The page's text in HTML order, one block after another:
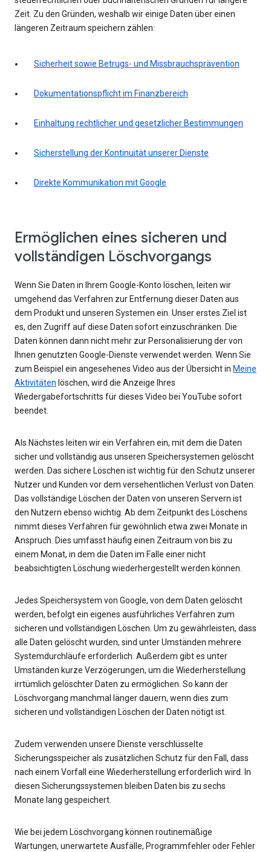
Zeit. Zu den Gründen, weshalb wir einige Daten über einen
längeren Zeitraum speichern zählen:
Sicherheit sowie Betrugs- und Missbrauchsprävention
Dokumentationspflicht im Finanzbereich
Einhaltung rechtlicher und gesetzlicher Bestimmungen
Sicherstellung der Kontinuität unserer Dienste
Direkte Kommunikation mit Google
Ermöglichen eines sicheren und
vollständigen Löschvorgangs
Wenn Sie Daten in Ihrem Google-Konto löschen, leiten wir
umgehend das Verfahren zur Entfernung dieser Daten aus
dem Produkt und unseren Systemen ein. Unser erstes Ziel ist
es, den Zugriff auf diese Daten sofort einzuschränken. Die
Daten können dann nicht mehr zur Personalisierung der von
Ihnen genutzten Google-Dienste verwendet werden. Wenn Sie
zum Beispiel ein angesehenes Video aus der Übersicht in Meine
Aktivitäten löschen, wird die Anzeige Ihres
Wiedergabefortschritts für dieses Video bei YouTube sofort
beendet.
Als Nächstes leiten wir ein Verfahren ein, mit dem die Daten
sicher und vollständig aus unseren Speichersystemen gelöscht
werden. Das sichere Löschen ist wichtig für den Schutz unserer
Nutzer und Kunden vor dem versehentlichen Verlust von Daten.
Das vollständige Löschen der Daten von unseren Servern ist
den Nutzern ebenso wichtig. Ab dem Zeitpunkt des Löschens
nimmt dieses Verfahren für gewöhnlich etwa zwei Monate in
Anspruch. Dies umfasst häufig einen Zeitraum von bis zu
einem Monat, in dem die Daten im Falle einer nicht
beabsichtigten Löschung wiederhergestellt werden können.
Jedes Speichersystem von Google, von dem Daten gelöscht
werden, befolgt ein eigenes ausführliches Verfahren zum
sicheren und vollständigen Löschen. Um zu gewährleisten, dass
alle Daten gelöscht wurden, sind unter Umständen mehrere
Systemdurchläufe erforderlich. Außerdem gibt es unter
Umständen kurze Verzögerungen, um die Wiederherstellung
irrtümlich gelöschter Daten zu ermöglichen. So kann der
Löschvorgang manchmal länger dauern, wenn dies zum
sicheren und vollständigen Löschen der Daten nötigt ist.
Zudem verwenden unsere Dienste verschlüsselte
Sicherungsspeicher als zusätzlichen Schutz für den Fall, dass
nach einem Vorfall eine Wiederherstellung erforderlich wird. In
diesen Sicherungssystemen bleiben Daten bis zu sechs
Monate lang gespeichert.
Wie bei jedem Löschvorgang können routinemäßige
Wartungen, unerwartete Ausfälle, Programmfehler oder Fehler